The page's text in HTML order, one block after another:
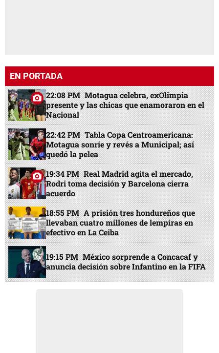
EN PORTADA
22:08 PM Motagua celebra, exOlimpia
presente y las chicas que enamoraron en el
Nacional
22:42 PM Tabla Copa Centroamericana:
Motagua sonríe y revés a Municipal; así
quedó la pelea
19:34 PM Real Madrid agita el mercado,
Rodri toma decisión y Barcelona cierra
acuerdo
18:55 PM A prisión tres hondureños que
llevaban cuatro millones de lempiras en
efectivo en La Ceiba
19:15 PM México sorprende a Concacaf y
anuncia decisión sobre Infantino en la FIFA